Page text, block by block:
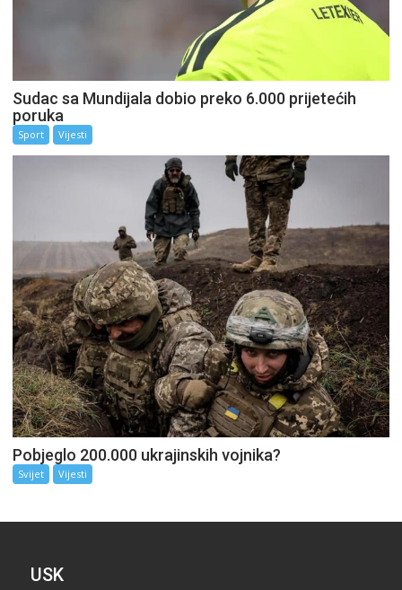
Sudac sa Mundijala dobio preko 6.000 prijetećih
poruka
Sport Vijesti
Pobjeglo 200.000 ukrajinskih vojnika?
Svijet Vijesti
USK